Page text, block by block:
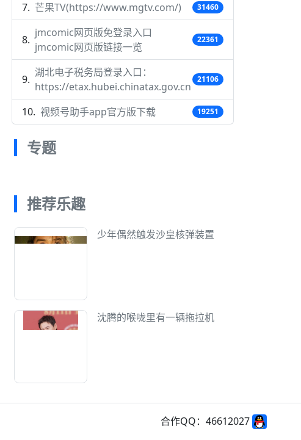
芒果TV(https://www.mgtv.com/) 31460
jmcomic网页版免登录入口
jmcomic网页版链接一览
22361
湖北电子税务局登录入口：
https://etax.hubei.chinatax.gov.cn
21106
视频号助手app官方版下载 19251
专题
推荐乐趣
少年偶然触发沙皇核弹装置
沈腾的喉咙里有一辆拖拉机
合作QQ：46612027